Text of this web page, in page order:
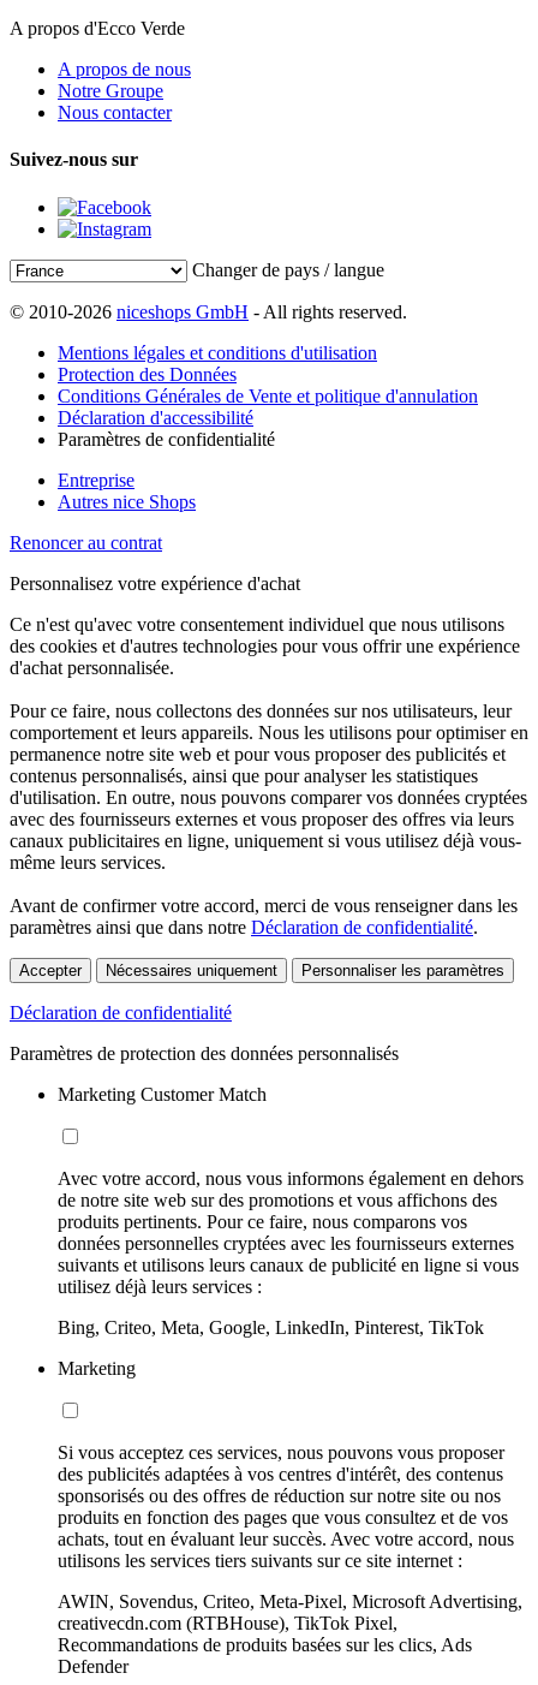
A propos d'Ecco Verde
A propos de nous
Notre Groupe
Nous contacter
Suivez-nous sur
Changer de pays / langue
© 2010-2026 niceshops GmbH - All rights reserved.
Mentions légales et conditions d'utilisation
Protection des Données
Conditions Générales de Vente et politique d'annulation
Déclaration d'accessibilité
Paramètres de confidentialité
Entreprise
Autres nice Shops
Renoncer au contrat
Personnalisez votre expérience d'achat
Ce n'est qu'avec votre consentement individuel que nous utilisons
des cookies et d'autres technologies pour vous offrir une expérience
d'achat personnalisée.
Pour ce faire, nous collectons des données sur nos utilisateurs, leur
comportement et leurs appareils. Nous les utilisons pour optimiser en
permanence notre site web et pour vous proposer des publicités et
contenus personnalisés, ainsi que pour analyser les statistiques
d'utilisation. En outre, nous pouvons comparer vos données cryptées
avec des fournisseurs externes et vous proposer des offres via leurs
canaux publicitaires en ligne, uniquement si vous utilisez déjà vous-
même leurs services.
Avant de confirmer votre accord, merci de vous renseigner dans les
paramètres ainsi que dans notre Déclaration de confidentialité.
Accepter Nécessaires uniquement Personnaliser les paramètres
Déclaration de confidentialité
Paramètres de protection des données personnalisés
Marketing Customer Match
Avec votre accord, nous vous informons également en dehors
de notre site web sur des promotions et vous affichons des
produits pertinents. Pour ce faire, nous comparons vos
données personnelles cryptées avec les fournisseurs externes
suivants et utilisons leurs canaux de publicité en ligne si vous
utilisez déjà leurs services :
Bing, Criteo, Meta, Google, LinkedIn, Pinterest, TikTok
Marketing
Si vous acceptez ces services, nous pouvons vous proposer
des publicités adaptées à vos centres d'intérêt, des contenus
sponsorisés ou des offres de réduction sur notre site ou nos
produits en fonction des pages que vous consultez et de vos
achats, tout en évaluant leur succès. Avec votre accord, nous
utilisons les services tiers suivants sur ce site internet :
AWIN, Sovendus, Criteo, Meta-Pixel, Microsoft Advertising,
creativecdn.com (RTBHouse), TikTok Pixel,
Recommandations de produits basées sur les clics, Ads
Defender